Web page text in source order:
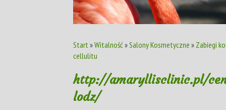
Start »Witalność»Salony Kosmetyczne » Zabiegi
cellulitu
http://amaryllisclinic.pl/
lodz/